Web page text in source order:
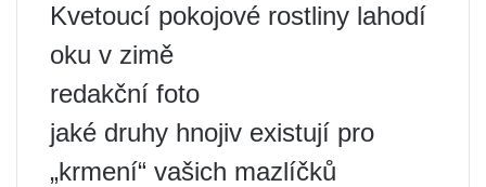
Kvetoucí pokojové rostliny lahodí
oku v zimě
redakční foto
jaké druhy hnojiv existují pro
„krmení“ vašich mazlíčků